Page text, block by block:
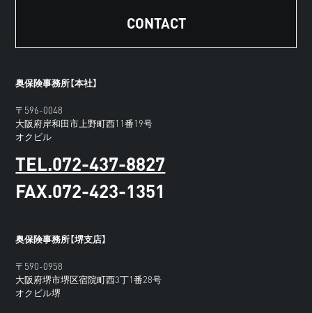
CONTACT
奥保険事務所【本社】
〒596-0048
大阪府岸和田市上野町西11番19号
オクビル
TEL.072-437-8827
FAX.072-423-1351
奥保険事務所【堺支店】
〒590-0958
大阪府堺市堺区宿院町西3丁1番28号
オクビル堺